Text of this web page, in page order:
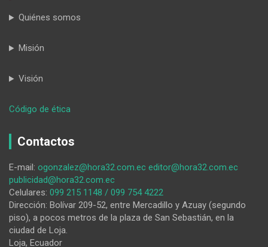
Quiénes somos
Misión
Visión
Código de ética
de
rinde
homenaje
a
Estuardo
Figueroa,
Contactos
E-mail: ogonzalez@hora32.com.ec editor@hora32.com.ec
publicidad@hora32.com.ec
Celulares: 099 215 1148 / 099 754 4222
Dirección: Bolívar 209-52, entre Mercadillo y Azuay (segundo
piso), a pocos metros de la plaza de San Sebastián, en la
ciudad de Loja.
Loja, Ecuador